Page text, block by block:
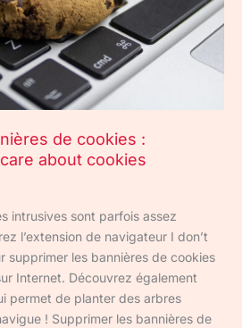
de cookies :
about cookies
intrusives sont parfois assez
l’extension de navigateur I don’t
supprimer les bannières de cookies
Internet. Découvrez également
permet de planter des arbres
! Supprimer les bannières de